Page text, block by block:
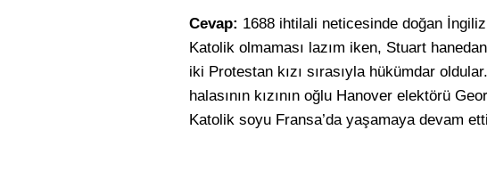
Cevap: 1688 ihtilali neticesinde doğan
Katolik olmaması lazım iken, Stuart
iki Protestan kızı sırasıyla hükümdar
halasının kızının oğlu Hanover elektörü
Katolik soyu Fransa’da yaşamaya devam